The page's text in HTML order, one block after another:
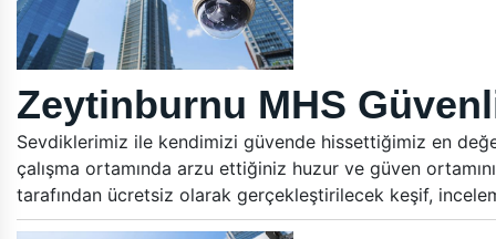
Zeytinburnu MHS
Sevdiklerimiz ile kendimizi güvende hissettiğimiz en
çalışma ortamında arzu ettiğiniz huzur ve güven
tarafından ücretsiz olarak gerçekleştirilecek keşif,